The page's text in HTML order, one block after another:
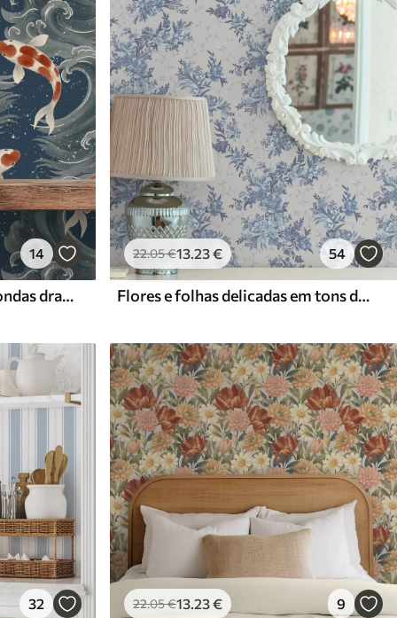
14
Peixes koi nadando entre ondas dramáticas do oceano
22.05€13.23€ 54
Flores e folhas delicadas em tons de azul e azul sobre um fundo claro
32 22.05€13.23€ 9